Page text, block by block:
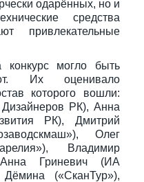
одарённых, но и
средства
привлекательные
конкурс могло быть
Их оценивало
которого вошли:
РК), Анна
РК), Дмитрий
Олег
Владимир
Анна Гриневич (ИА
Дёмина («СканТур»),